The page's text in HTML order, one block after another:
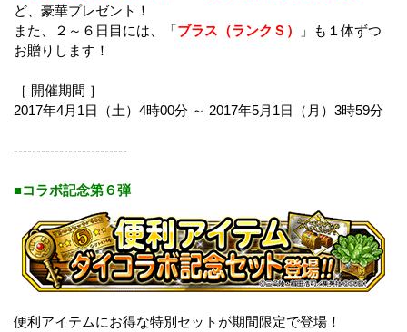
ど、豪華プレゼント！
また、２～６日目には、「ブラス（ランクＳ）
」も１体ずつ
お贈りします！
［ 開催期間 ］
2017年4月1日（土）4時00分 ～ 2017年5月1日（月）3時59分
-------------------------
■コラボ記念第６弾
便利アイテムにお得な特別セットが期間限定で登場！